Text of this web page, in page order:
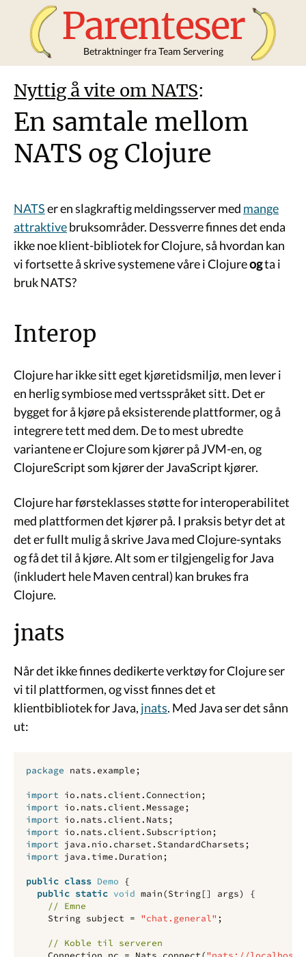
Parenteser
Betraktninger fra Team Servering
Nyttig å vite om NATS:
En samtale mellom
NATS og Clojure
NATSer en slagkraftig meldingsserver med mange
attraktivebruksområder. Dessverre finnes det enda
ikke noe klient-bibliotek for Clojure, så hvordan kan
vi fortsette å skrive systemene våre i Clojureogta i
bruk NATS?
Interop
Clojure har ikke sitt eget kjøretidsmiljø, men lever i
en herlig symbiose med vertsspråket sitt. Det er
bygget for å kjøre på eksisterende plattformer, og å
integrere tett med dem. De to mest ubredte
variantene er Clojure som kjører på JVM-en, og
ClojureScript som kjører der JavaScript kjører.
Clojure har førsteklasses støtte for interoperabilitet
med plattformen det kjører på. I praksis betyr det at
det er fullt mulig å skrive Java med Clojure-syntaks
og få det til å kjøre. Alt som er tilgjengelig for Java
(inkludert hele Maven central) kan brukes fra
Clojure.
jnats
Når det ikke finnes dedikerte verktøy for Clojure ser
vi til plattformen, og visst finnes det et
klientbibliotek for Java, jnats. Med Java ser det sånn
ut:
package nats.example ;
import io.nats.client.Connection ;
import
io.nats.client.Message ;
import
io.nats.client.Nats ;
import
io.nats.client.Subscription ;
import
java.nio.charset.StandardCharsets ;
import
java.time.Duration ;
public class Demo
{
public static void main ( String [] args)
{
// Emne
String subject = "chat.general" ;
// Koble til serveren